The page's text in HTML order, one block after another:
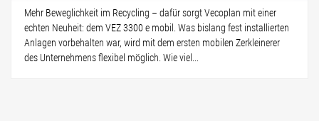
Mehr Beweglichkeit im Recycling – dafür sorgt Vecoplan mit einer
echten Neuheit: dem VEZ 3300 e mobil. Was bislang fest installierten
Anlagen vorbehalten war, wird mit dem ersten mobilen Zerkleinerer
des Unternehmens flexibel möglich. Wie viel...